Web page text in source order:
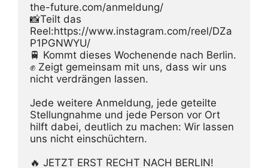
the-future.com/anmeldung/
📸Teilt das
Reel:https://www.instagram.com/reel/DZa
P1PGNWYU/
🚆 Kommt dieses Wochenende nach Berlin.
✊ Zeigt gemeinsam mit uns, dass wir uns
nicht verdrängen lassen.
Jede weitere Anmeldung, jede geteilte
Stellungnahme und jede Person vor Ort
hilft dabei, deutlich zu machen: Wir lassen
uns nicht einschüchtern.
🔥 JETZT ERST RECHT NACH BERLIN!